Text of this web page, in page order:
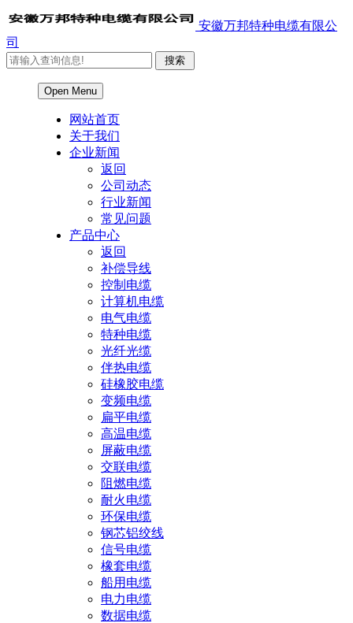
安徽万邦特种电缆有限公
司
Open Menu
网站首页
关于我们
企业新闻
返回
公司动态
行业新闻
常见问题
产品中心
返回
补偿导线
控制电缆
计算机电缆
电气电缆
特种电缆
光纤光缆
伴热电缆
硅橡胶电缆
变频电缆
扁平电缆
高温电缆
屏蔽电缆
交联电缆
阻燃电缆
耐火电缆
环保电缆
钢芯铝绞线
信号电缆
橡套电缆
船用电缆
电力电缆
数据电缆